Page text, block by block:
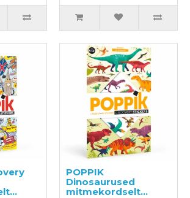
POPPIK
Dinosaurused
mitmekordselt